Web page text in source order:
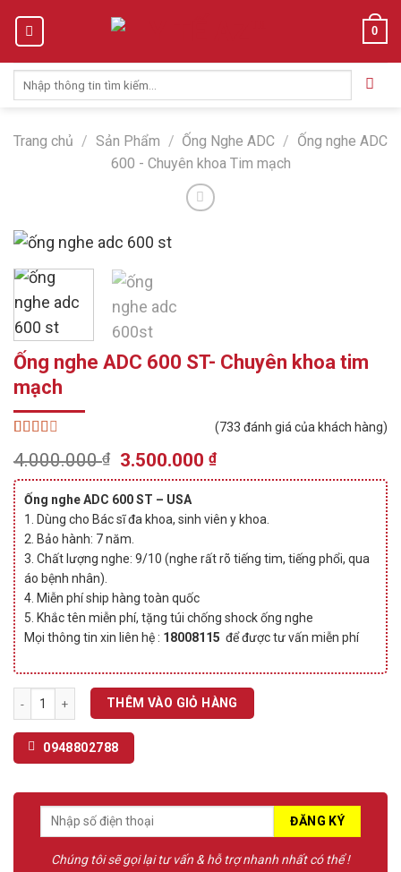
0
kiếm:
Trang chủ / Sản Phẩm / Ống Nghe ADC / Ống nghe ADC
600 - Chuyên khoa Tim mạch
Ống nghe ADC 600 ST- Chuyên khoa tim
mạch
trên 5
dựa
trên
đánh
giá
(733 đánh giá của khách hàng)
4.000.000₫
Original
price
was:
4.000.000 ₫.
3.500.000₫Current
price
3.500.000 ₫.
Ống nghe ADC 600 ST – USA
1. Dùng cho Bác sĩ đa khoa, sinh viên y khoa.
2. Bảo hành: 7 năm.
3. Chất lượng nghe: 9/10 (nghe rất rõ tiếng tim, tiếng phổi, qua
áo bệnh nhân).
4. Miễn phí ship hàng toàn quốc
5. Khắc tên miễn phí, tặng túi chống shock ống nghe
Mọi thông tin xin liên hệ : 18008115 để được tư vấn miễn phí
Ống nghe ADC 600 ST- Chuyên khoa tim mạch số lượng
THÊM VÀO GIỎ HÀNG
0948802788
Chúng tôi sẽ gọi lại tư vấn & hỗ trợ nhanh nhất có thể !